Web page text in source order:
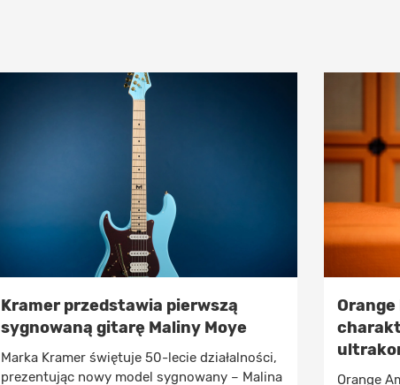
Kramer przedstawia pierwszą
sygnowaną gitarę Maliny Moye
Marka Kramer świętuje 50-lecie działalności,
prezentując nowy model sygnowany – Malina
Orange